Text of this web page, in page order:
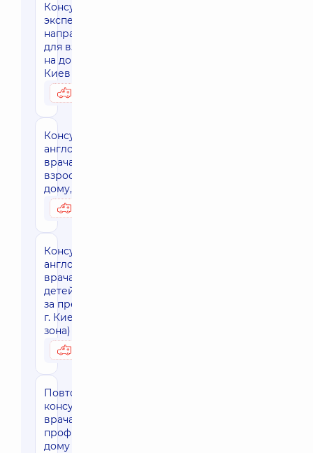
Консультация
эксперта
направления
для взрослых
на дому, г.
Киев
Консультация
англоязычного
врача для
взрослых на
дому, г. Киев
Консультация
англоязычного
врача для
детей на дому,
за пределами
г. Киева (30 км
зона)
Повторная
консультация
врача узкого
профиля на
дому (г.Киев)